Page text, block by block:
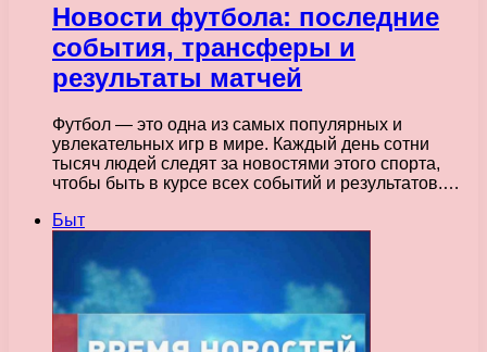
Новости футбола: последние
события, трансферы и
результаты матчей
Футбол — это одна из самых популярных и
увлекательных игр в мире. Каждый день сотни
тысяч людей следят за новостями этого спорта,
чтобы быть в курсе всех событий и результатов.…
Быт